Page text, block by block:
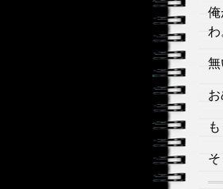
俺
わ
無